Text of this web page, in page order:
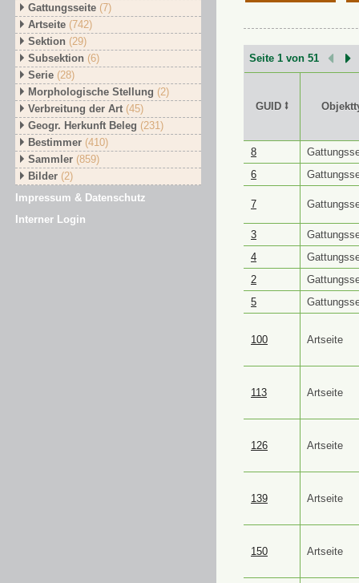
Gattungsseite (7)
Artseite (742)
Sektion (29)
Subsektion (6)
Serie (28)
Morphologische Stellung (2)
Verbreitung der Art (45)
Geogr. Herkunft Beleg (231)
Bestimmer (410)
Sammler (859)
Bilder (2)
Impressum & Datenschutz
Interner Login
Seite 1 von 51
GUID ⭥
GUID ⭥
8
6
7
3
4
2
5
100 Artseite
113 Artseite
126 Artseite
139 Artseite
150 Artseite